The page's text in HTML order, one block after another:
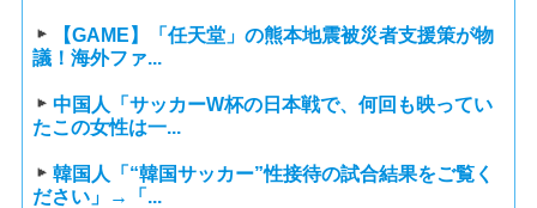
【GAME】「任天堂」の熊本地震被災者支援策が物
議！海外ファ...
中国人「サッカーW杯の日本戦で、何回も映ってい
たこの女性は一...
韓国人「“韓国サッカー”性接待の試合結果をご覧く
ださい」→「...